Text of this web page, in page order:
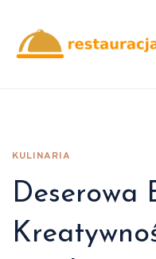
KULINARIA
Deserowa